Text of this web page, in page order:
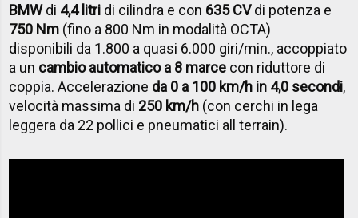
BMWdi 4,4 litri di cilindra e con 635 CVdi potenza e
750 Nm (fino a 800 Nm in modalità OCTA)
disponibili da 1.800 a quasi 6.000 giri/min., accoppiato
a un cambio automatico a 8 marce con riduttore di
coppia. Accelerazione da 0 a 100 km/h in 4,0 secondi,
velocità massima di 250 km/h (con cerchi in lega
leggera da 22 pollici e pneumatici all terrain).